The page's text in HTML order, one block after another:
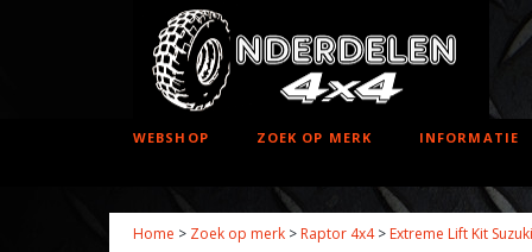
WEBSHOP ZOEK OP MERK INFORMATIE
Home > Zoek op merk > Raptor 4x4> Extreme Lift Kit Suzuki